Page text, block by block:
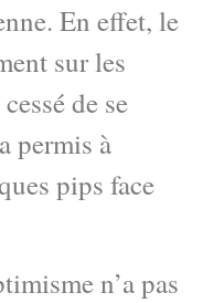
En effet, le
sur les
de se
permis à
pips face
n’a pas